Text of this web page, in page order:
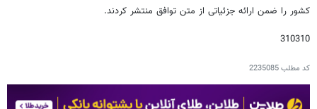
کشور را ضمن ارائه جزئیاتی از متن توافق منتشر کردند.‌
310310
کد مطلب2235085